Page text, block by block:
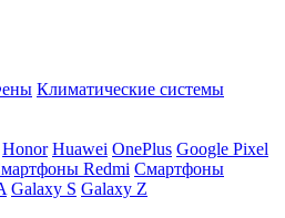
Климатические системы
Honor Huawei OnePlus Google Pixel
Redmi Смартфоны
Galaxy S Galaxy Z